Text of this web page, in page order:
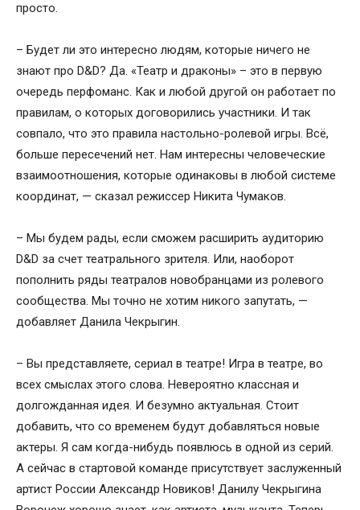
просто.
­– Будет ли это интересно людям, которые ничего не
знают про D&D? Да. «Театр и драконы» – это в первую
очередь перфоманс. Как и любой другой он работает по
правилам, о которых договорились участники. И так
совпало, что это правила настольно-ролевой игры. Всё,
больше пересечений нет. Нам интересны человеческие
взаимоотношения, которые одинаковы в любой системе
координат, — сказал режиссер Никита Чумаков.
– Мы будем рады, если сможем расширить аудиторию
D&D за счет театрального зрителя. Или, наоборот
пополнить ряды театралов новобранцами из ролевого
сообщества. Мы точно не хотим никого запутать, —
добавляет Данила Чекрыгин.
– Вы представляете, сериал в театре! Игра в театре, во
всех смыслах этого слова. Невероятно классная и
долгожданная идея. И безумно актуальная. Стоит
добавить, что со временем будут добавляться новые
актеры. Я сам когда-нибудь появлюсь в одной из серий.
А сейчас в стартовой команде присутствует заслуженный
артист России Александр Новиков! Данилу Чекрыгина